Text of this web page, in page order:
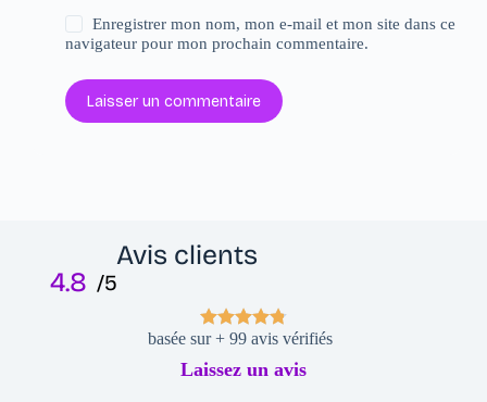
Enregistrer mon nom, mon e-mail et mon site dans ce
navigateur pour mon prochain commentaire.
Laisser un commentaire
Avis clients
4.8 /5
basée sur + 99 avis vérifiés
Laissez un avis